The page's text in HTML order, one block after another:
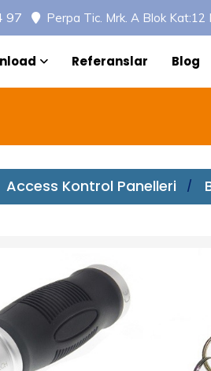
97 Perpa Tic. Mrk. A Blok Kat:12
Referanslar Blog
Access Kontrol Panelleri